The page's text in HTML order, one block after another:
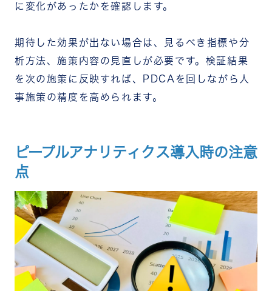
に変化があったかを確認します。
期待した効果が出ない場合は、見るべき指標や分
析方法、施策内容の見直しが必要です。検証結果
を次の施策に反映すれば、PDCAを回しながら人
事施策の精度を高められます。
ピープルアナリティクス導入時の注意
点